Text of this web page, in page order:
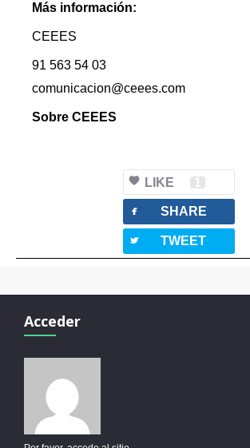
Más información:
CEEES
91 563 54 03
comunicacion@ceees.com
Sobre CEEES
LIKE 1
facebook SHARE
twitterbird TWEET
Acceder